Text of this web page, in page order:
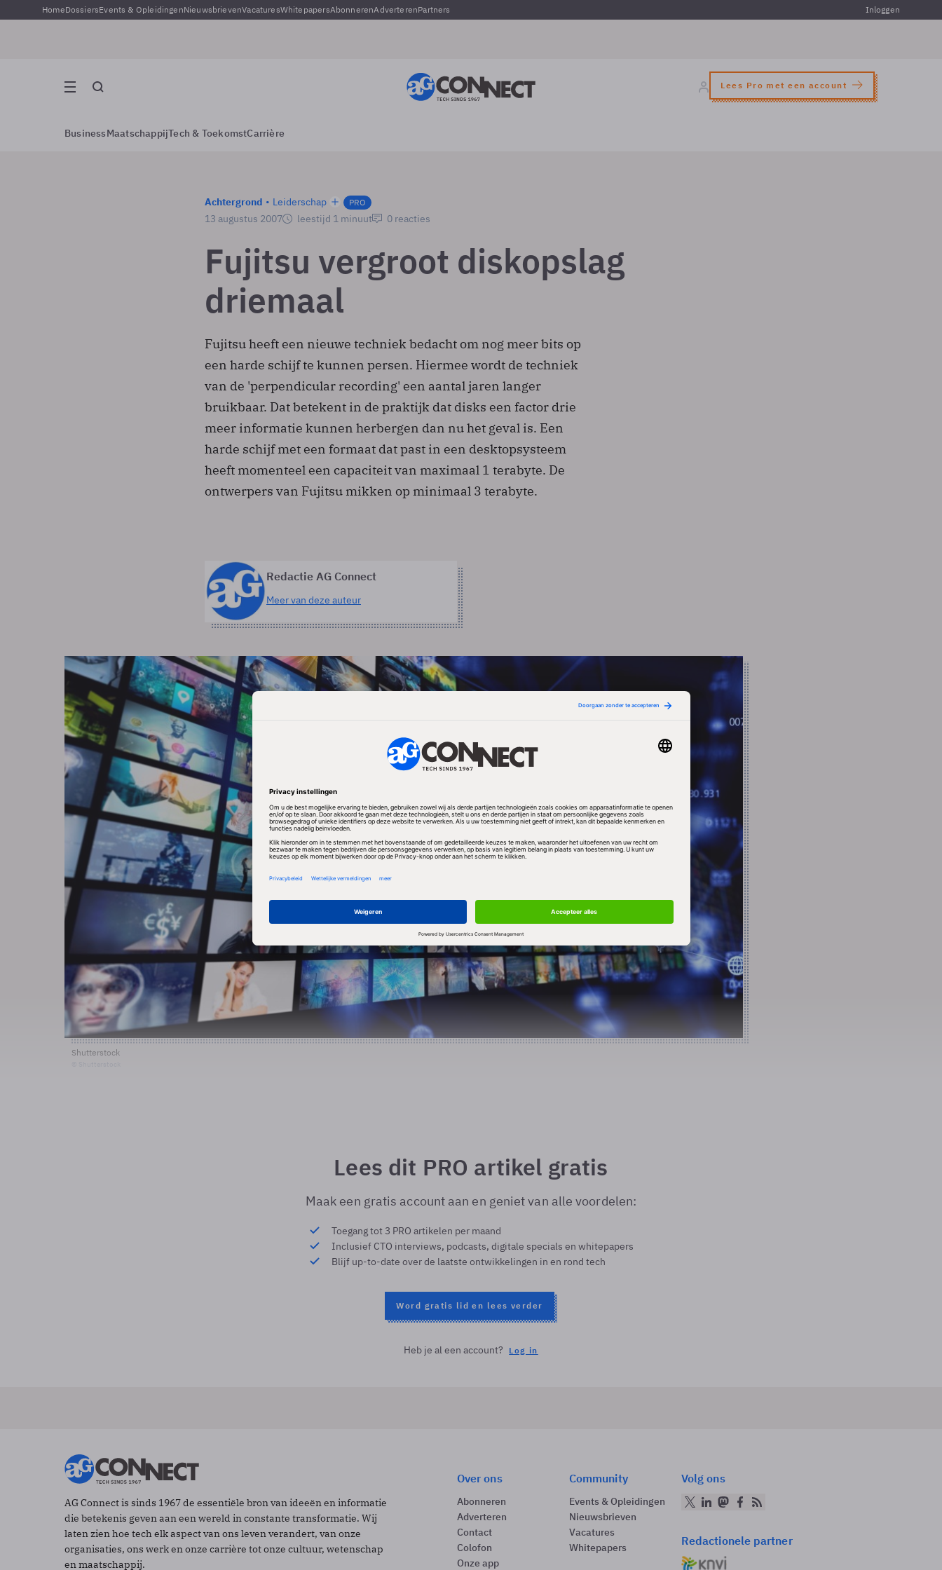
HomeDossiersEvents & OpleidingenNieuwsbrievenVacaturesWhitepapersAbonnerenAdverterenPartners Inloggen
Lees Pro met een account
BusinessMaatschappijTech & ToekomstCarrière
Achtergrond Leiderschap PRO
13 augustus 2007 leestijd 1 minuut 0 reacties
Fujitsu vergroot diskopslag
driemaal
Fujitsu heeft een nieuwe techniek bedacht om nog meer bits op
een harde schijf te kunnen persen. Hiermee wordt de techniek
van de 'perpendicular recording' een aantal jaren langer
bruikbaar. Dat betekent in de praktijk dat disks een factor drie
meer informatie kunnen herbergen dan nu het geval is. Een
harde schijf met een formaat dat past in een desktopsysteem
heeft momenteel een capaciteit van maximaal 1 terabyte. De
ontwerpers van Fujitsu mikken op minimaal 3 terabyte.
Redactie AG Connect
Meer van deze auteur
Shutterstock
Lees dit PRO artikel gratis
Maak een gratis account aan en geniet van alle voordelen:
Toegang tot 3 PRO artikelen per maand
Inclusief CTO interviews, podcasts, digitale specials en whitepapers
Blijf up-to-date over de laatste ontwikkelingen in en rond tech
Word gratis lid en lees verder
Heb je al een account? Log in
AG Connect is sinds 1967 de essentiële bron van ideeën en informatie
die betekenis geven aan een wereld in constante transformatie. Wij
laten zien hoe tech elk aspect van ons leven verandert, van onze
organisaties, ons werk en onze carrière tot onze cultuur, wetenschap
en maatschappij.
Over ons
Abonneren
Adverteren
Contact
Colofon
Onze app
Community
Events & Opleidingen
Nieuwsbrieven
Vacatures
Whitepapers
Volg ons
Redactionele partner